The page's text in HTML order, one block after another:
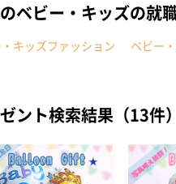
ベビー・キッズの就
キッズファッション ベビー
ント検索結果（13件）